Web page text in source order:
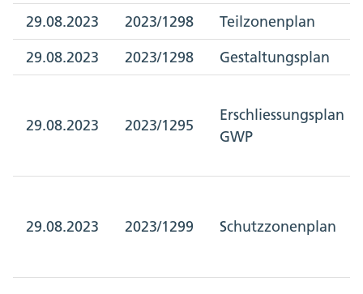
29.08.2023 2023/1298
Teilzonenplan
29.08.2023
2023/1298 Gestaltungsplan
29.08.2023 2023/1295
Erschliessungsplan
GWP
29.08.2023 2023/1299 Schutzzonenplan